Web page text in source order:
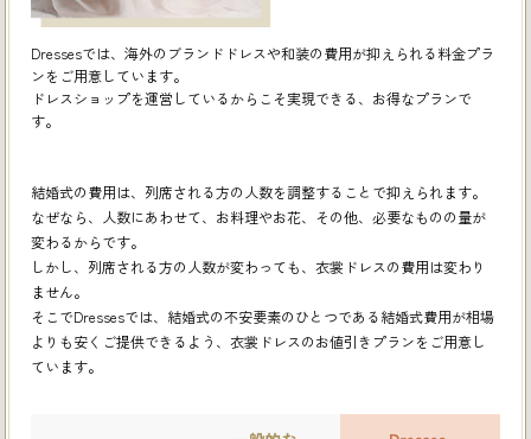
Dressesでは、海外のブランドドレスや和装の費用が抑えられる料金プラ
ンをご用意しています。
ドレスショップを運営しているからこそ実現できる、お得なプランで
す。
結婚式の費用は、列席される方の人数を調整することで抑えられます。
なぜなら、人数にあわせて、お料理やお花、その他、必要なものの量が
変わるからです。
しかし、列席される方の人数が変わっても、衣裳ドレスの費用は変わり
ません。
そこでDressesでは、結婚式の不安要素のひとつである結婚式費用が相場
よりも安くご提供できるよう、衣裳ドレスのお値引きプランをご用意し
ています。